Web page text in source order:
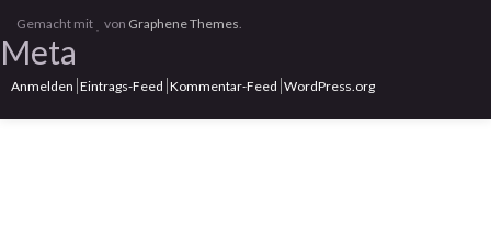
Gemacht mit von Graphene Themes
Meta
Anmelden Eintrags-Feed Kommentar-Feed WordPress.org